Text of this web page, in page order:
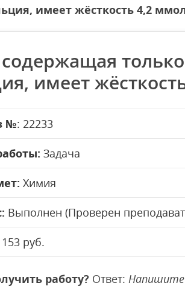
имеет жёсткость 4,2
имеет
№: 22233
Задача
Химия
Выполнен (Проверен
153 руб.
работу? Ответ: Напишите